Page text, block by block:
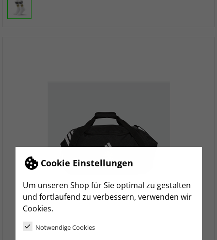
Cookie Einstellungen
Um unseren Shop für Sie optimal zu gestalten
und fortlaufend zu verbessern, verwenden wir
Cookies.
Notwendige Cookies